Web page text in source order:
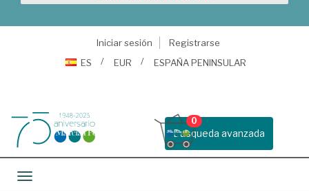
Iniciar sesión
Registrarse
ES
EUR ESPAÑA PENINSULAR
Busqueda avanzada
0
Toggle navigation